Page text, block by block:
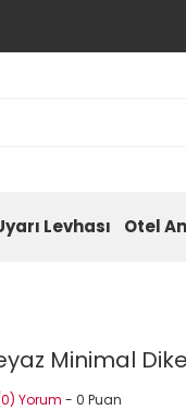
Levhası Otel
Minimal
Yorum - 0 Puan